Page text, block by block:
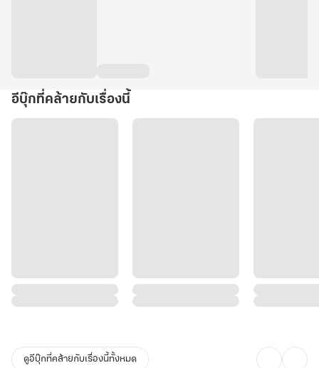
อีบุ๊กที่คล้ายกับเรื่องนี้
ดูอีบุ๊กที่คล้ายกับเรื่องนี้ทั้งหมด